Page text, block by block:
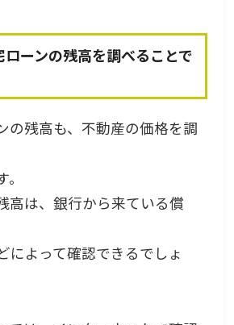
ーンの残高を調べることで
の残高も、不動産の価格を調
高は、銀行から来ている償
によって確認できるでしょ